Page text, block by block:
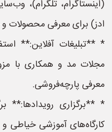
(اینستاگرام، تلگرام)،
ادز) برای معرفی محصولات
* **تبلیغات آفلاین:**
مجلات مد و همکاری با
معرفی پارچه‌فروشی.
* **برگزاری رویدادها:**
کارگاه‌های آموزشی خیاطی